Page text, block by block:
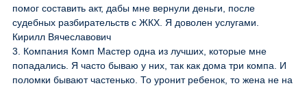
помог составить акт, дабы мне вернули деньги, после
судебных разбирательств с ЖКХ. Я доволен услугами.
Кирилл Вячеславович
3. Компания Комп Мастер одна из лучших, которые мне
попадались. Я часто бываю у них, так как дома три компа. И
поломки бывают частенько. То уронит ребенок, то жена не на